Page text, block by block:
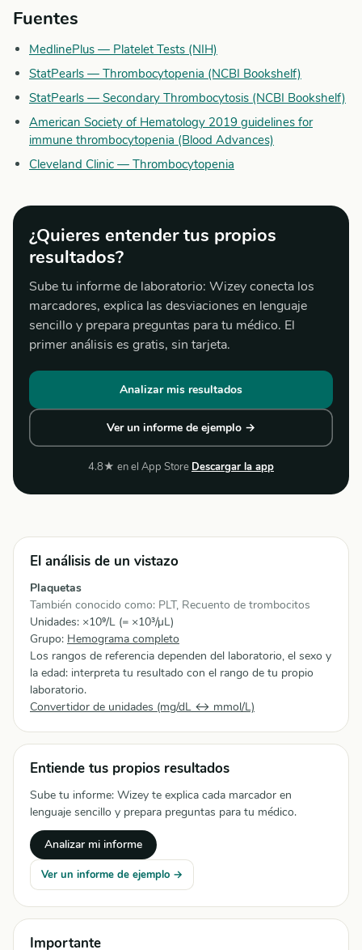
Fuentes
MedlinePlus — Platelet Tests (NIH)
StatPearls — Thrombocytopenia (NCBI Bookshelf)
StatPearls — Secondary Thrombocytosis (NCBI Bookshelf)
American Society of Hematology 2019 guidelines for
immune thrombocytopenia (Blood Advances)
Cleveland Clinic — Thrombocytopenia
¿Quieres entender tus propios
resultados?
Sube tu informe de laboratorio: Wizey conecta los
marcadores, explica las desviaciones en lenguaje
sencillo y prepara preguntas para tu médico. El
primer análisis es gratis, sin tarjeta.
Analizar mis resultados
Ver un informe de ejemplo →
4.8★ en el App Store Descargar la app
El análisis de un vistazo
Plaquetas
También conocido como: PLT, Recuento de trombocitos
Unidades: ×10⁹/L (= ×10³/µL)
Grupo: Hemograma completo
Los rangos de referencia dependen del laboratorio, el sexo y
la edad: interpreta tu resultado con el rango de tu propio
laboratorio.
Convertidor de unidades (mg/dL ↔ mmol/L)
Entiende tus propios resultados
Sube tu informe: Wizey te explica cada marcador en
lenguaje sencillo y prepara preguntas para tu médico.
Analizar mi informe
Ver un informe de ejemplo →
Importante